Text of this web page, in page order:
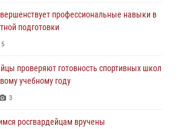
владельцев оружия не
при атаке FPV-дрона ВСУ жителя
профессиональные навыки в
подготовки
5
проверяют готовность спортивных школ
учебному году
3
росгвардейцам вручены